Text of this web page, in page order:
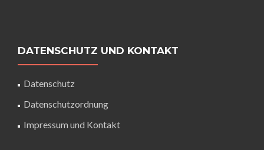
DATENSCHUTZ UND KONTAKT
Datenschutz
Datenschutzordnung
Impressum und Kontakt